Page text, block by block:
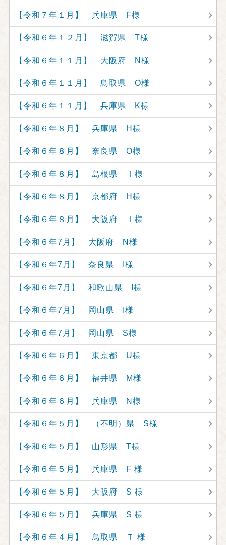
【令和７年１月】 兵庫県 F様
【令和６年１２月】 滋賀県 T様
【令和６年１１月】 大阪府 N様
【令和６年１１月】 鳥取県 O様
【令和６年１１月】 兵庫県 K様
【令和６年８月】 兵庫県 H様
【令和６年８月】 奈良県 O様
【令和６年８月】 島根県 Ｉ様
【令和６年８月】 京都府 H様
【令和６年８月】 大阪府 Ｉ様
【令和６年7月】 大阪府 N様
【令和６年7月】 奈良県 I様
【令和６年7月】 和歌山県 I様
【令和６年7月】 岡山県 I様
【令和６年7月】 岡山県 S様
【令和６年６月】 東京都 U様
【令和６年６月】 福井県 M様
【令和６年６月】 兵庫県 N様
【令和６年５月】 （不明）県 S様
【令和６年５月】 山形県 T様
【令和６年５月】 兵庫県 F 様
【令和６年５月】 大阪府 S 様
【令和６年５月】 兵庫県 S 様
【令和６年４月】 鳥取県 Ｔ 様